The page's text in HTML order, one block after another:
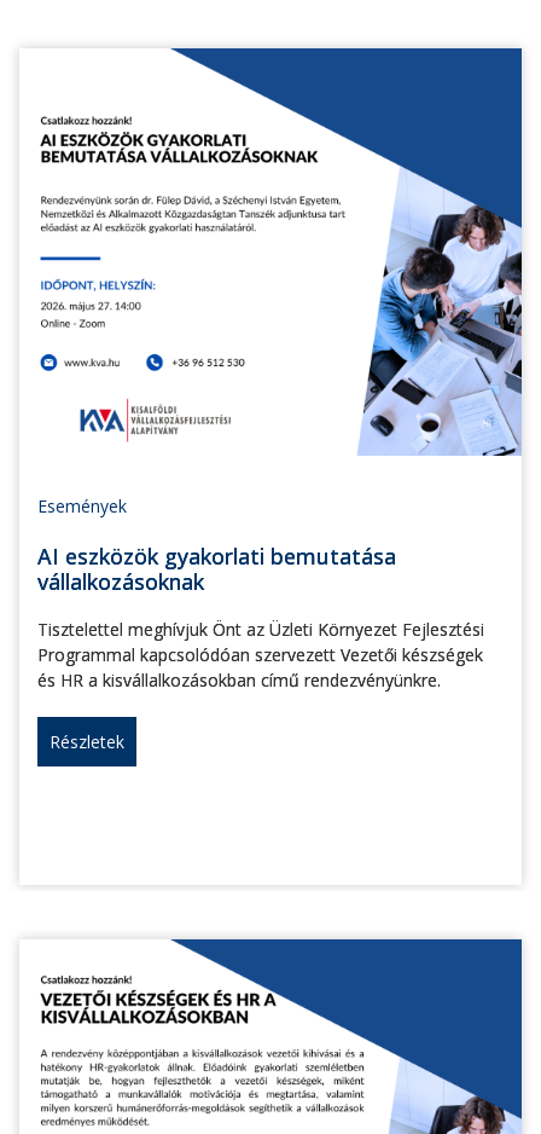
Események
AI eszközök gyakorlati bemutatása
vállalkozásoknak
Tisztelettel meghívjuk Önt az Üzleti Környezet Fejlesztési
Programmal kapcsolódóan szervezett Vezetői készségek
és HR a kisvállalkozásokban című rendezvényünkre.
Részletek